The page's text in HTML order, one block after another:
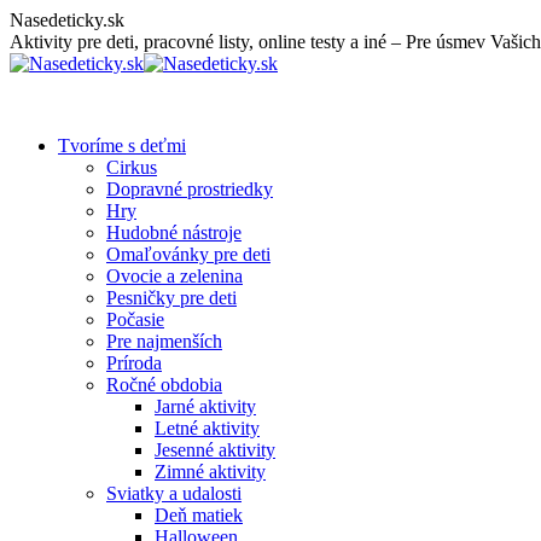
Skip
to
content
Nasedeticky.sk
Aktivity pre deti, pracovné listy, online testy a iné – Pre úsmev
Tvoríme s deťmi
Cirkus
Dopravné prostriedky
Hry
Hudobné nástroje
Omaľovánky pre deti
Ovocie a zelenina
Pesničky pre deti
Počasie
Pre najmenších
Príroda
Ročné obdobia
Jarné aktivity
Letné aktivity
Jesenné aktivity
Zimné aktivity
Sviatky a udalosti
Deň matiek
Halloween